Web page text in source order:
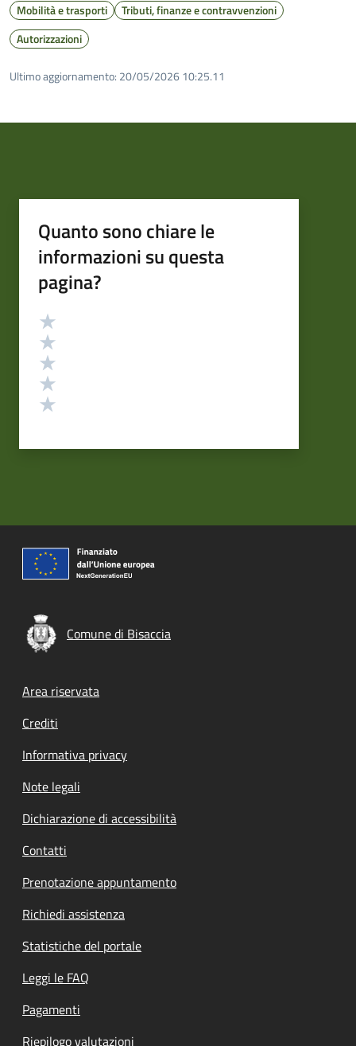
Mobilità e trasporti
Tributi, finanze e contravvenzioni
Autorizzazioni
Ultimo aggiornamento: 20/05/2026 10:25.11
Quanto sono chiare le
informazioni su questa
pagina?
Valutazione
Comune di Bisaccia
Footer menu
Area riservata
Crediti
Informativa privacy
Note legali
Dichiarazione di accessibilità
Contatti
Prenotazione appuntamento
Richiedi assistenza
Statistiche del portale
Leggi le FAQ
Pagamenti
Riepilogo valutazioni